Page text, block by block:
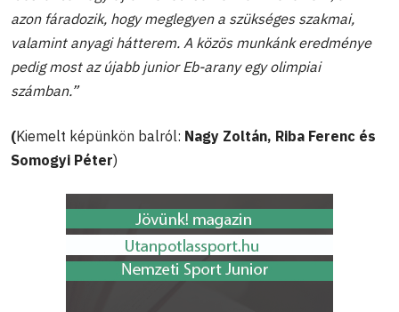
azon fáradozik, hogy meglegyen a szükséges szakmai,
valamint anyagi hátterem. A közös munkánk eredménye
pedig most az újabb junior Eb-arany egy olimpiai
számban.”
(Kiemelt képünkön balról: Nagy Zoltán, Riba Ferenc és
Somogyi Péter)